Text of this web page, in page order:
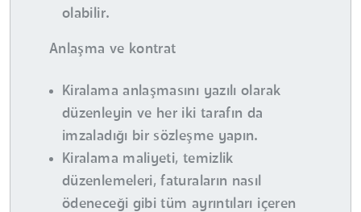
olabilir.
Anlaşma ve kontrat
Kiralama anlaşmasını yazılı olarak
düzenleyin ve her iki tarafın da
imzaladığı bir sözleşme yapın.
Kiralama maliyeti, temizlik
düzenlemeleri, faturaların nasıl
ödeneceği gibi tüm ayrıntıları içeren